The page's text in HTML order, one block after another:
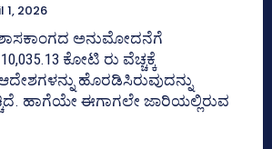
1, 2026
ಶಾಸಕಾಂಗದ ಅನುಮೋದನೆಗೆ
ಕೋಟಿ ರು ವೆಚ್ಚಕ್ಕೆ
ಹೊರಡಿಸಿರುವುದನ್ನು
ಹಾಗೆಯೇ ಈಗಾಗಲೇ ಜಾರಿಯಲ್ಲಿರುವ